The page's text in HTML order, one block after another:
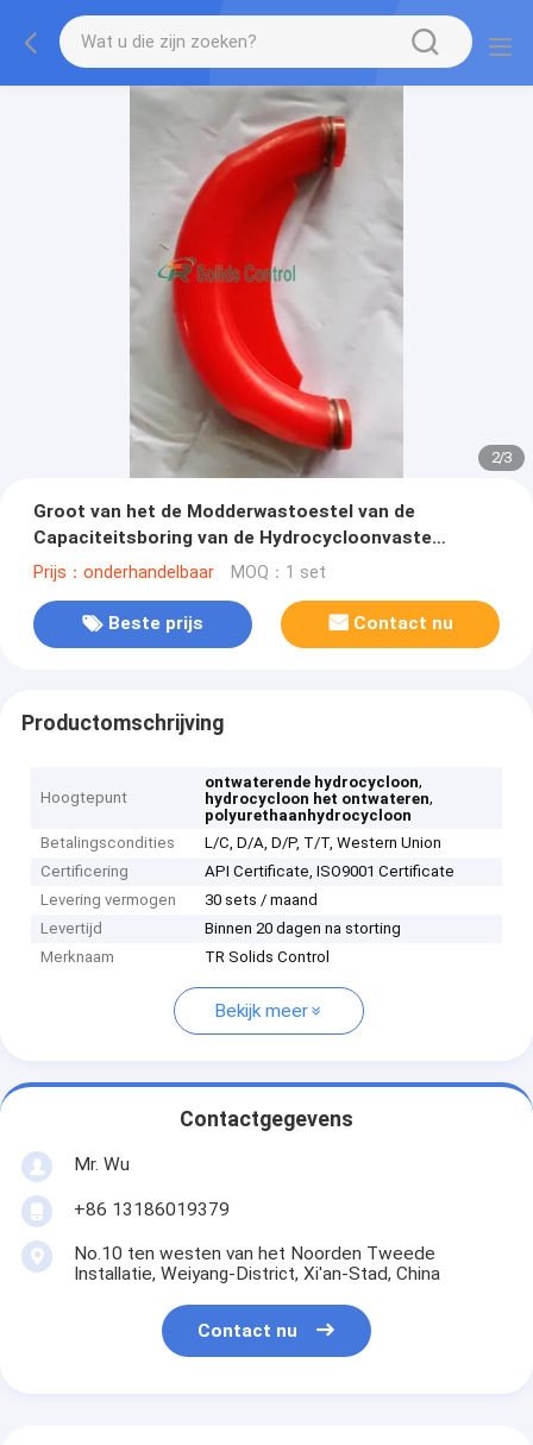
2/3
Groot van het de Modderwastoestel van de
Capaciteitsboring van de Hydrocycloonvaste
lichamen de Controlemateriaal
Prijs：onderhandelbaar MOQ：1 set
Beste prijs Contact nu
Productomschrijving
Hoogtepunt
ontwaterende hydrocycloon,
hydrocycloon het ontwateren,
polyurethaanhydrocycloon
Betalingscondities
L/C, D/A, D/P, T/T, Western Union
Certificering
API Certificate, ISO9001 Certificate
Levering vermogen
30 sets / maand
Levertijd
Binnen 20 dagen na storting
Merknaam
TR Solids Control
Bekijk meer
Contactgegevens
Mr. Wu
+86 13186019379
No.10 ten westen van het Noorden Tweede
Installatie, Weiyang-District, Xi'an-Stad, China
Contact nu